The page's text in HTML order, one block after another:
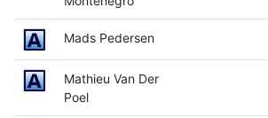
Mads Pedersen
Mathieu Van Der
Poel